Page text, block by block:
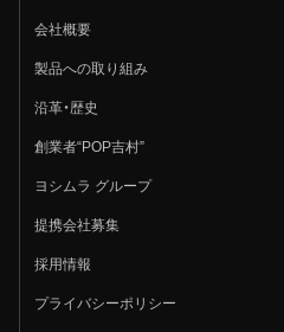
会社概要
製品への取り組み
沿革・歴史
創業者“POP吉村”
ヨシムラ グループ
提携会社募集
採用情報
プライバシーポリシー